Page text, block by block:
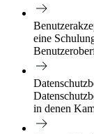
eine
in denen